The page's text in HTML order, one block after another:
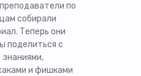
по
собирали
Теперь они
поделиться с
знаниями,
и фишками